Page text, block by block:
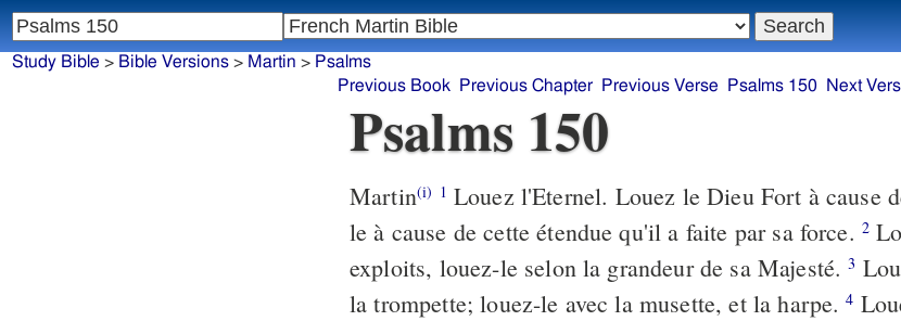
Psalms 150
Martin(i) 1 Louez l'Eternel. Louez le Dieu Fort à cause
le à cause de cette étendue qu'il a faite par sa force. 2
exploits, louez-le selon la grandeur de sa Majesté.3
la trompette; louez-le avec la musette, et la harpe.4
Study Bible > Bible Versions> Martin > Psalms
Previous Book
Previous Chapter Previous Verse Psalms 150 Next